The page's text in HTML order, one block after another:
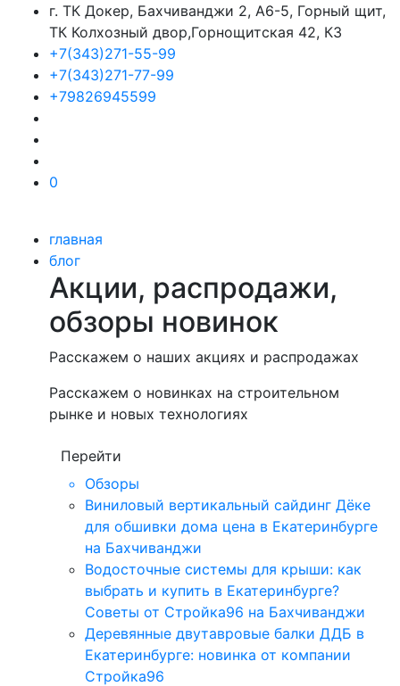
г. ТК Докер, Бахчиванджи 2, А6-5, Горный щит,
ТК Колхозный двор,Горнощитская 42, К3
+7(343)271-55-99
+7(343)271-77-99
+79826945599
0
главная
блог
Акции, распродажи,
обзоры новинок
Расскажем о наших акциях и распродажах
Расскажем о новинках на строительном
рынке и новых технологиях
Перейти
Обзоры
Виниловый вертикальный сайдинг Дёке
для обшивки дома цена в Екатеринбурге
на Бахчиванджи
Водосточные системы для крыши: как
выбрать и купить в Екатеринбурге?
Советы от Стройка96 на Бахчиванджи
Деревянные двутавровые балки ДДБ в
Екатеринбурге: новинка от компании
Стройка96